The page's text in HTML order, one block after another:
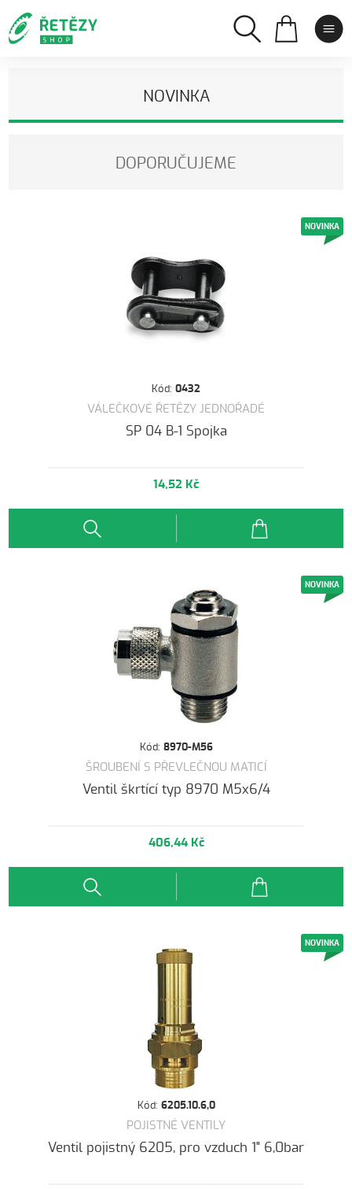
NOVINKA
DOPORUČUJEME
NOVINKA
Kód: 0432
VÁLEČKOVÉ ŘETĚZY JEDNOŘADÉ
SP 04 B-1 Spojka
14,52 Kč
NOVINKA
Kód: 8970-M56
ŠROUBENÍ S PŘEVLEČNOU MATICÍ
Ventil škrtící typ 8970 M5x6/4
406,44 Kč
NOVINKA
Kód: 6205.10.6,0
POJISTNÉ VENTILY
Ventil pojistný 6205, pro vzduch 1" 6,0bar